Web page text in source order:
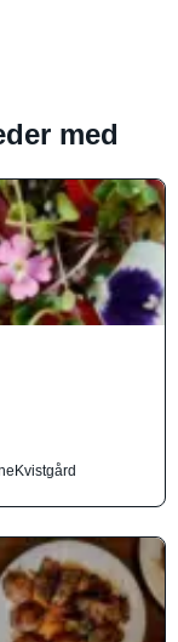
med
Kvistgård